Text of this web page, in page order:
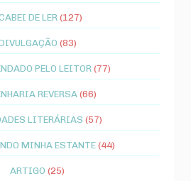
DE LER(127)
(83)
PELO LEITOR(77)
REVERSA(66)
LITERÁRIAS (57)
MINHA ESTANTE(44)
ARTIGO (25)